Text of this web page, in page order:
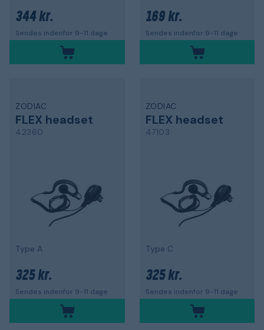
344 kr.
Sendes indenfor 9-11 dage
169 kr.
Sendes indenfor 9-11 dage
ZODIAC
FLEX headset
42360
Type A
325 kr.
Sendes indenfor 9-11 dage
ZODIAC
FLEX headset
47103
Type C
325 kr.
Sendes indenfor 9-11 dage